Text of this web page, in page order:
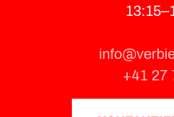
+41 27